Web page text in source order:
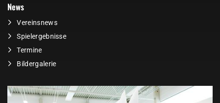
News
Vereinsnews
Spielergebnisse
Termine
Bildergalerie